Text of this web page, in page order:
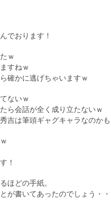
でおります！
ｗ
すねｗ
確かに逃げちゃいますｗ
ないｗ
ら会話が全く成り立たないｗ
吉は筆頭ギャグキャラなのか
！
ほどの手紙。
が書いてあったのでしょう・